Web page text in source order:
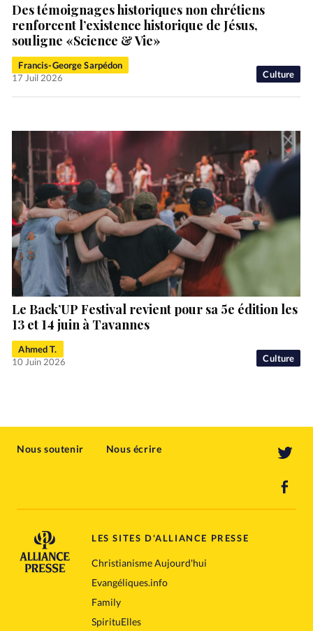
Culture
Des témoignages historiques non chrétiens
renforcent l’existence historique de Jésus,
souligne «Science & Vie»
Francis-George Sarpédon
17 Juil 2026
Culture
Le Back’UP Festival revient pour sa 5e édition les
13 et 14 juin à Tavannes
Ahmed T.
10 Juin 2026
Nous soutenir Nous écrire
LES SITES D'ALLIANCE PRESSE
Christianisme Aujourd'hui
Evangéliques.info
Family
SpirituElles